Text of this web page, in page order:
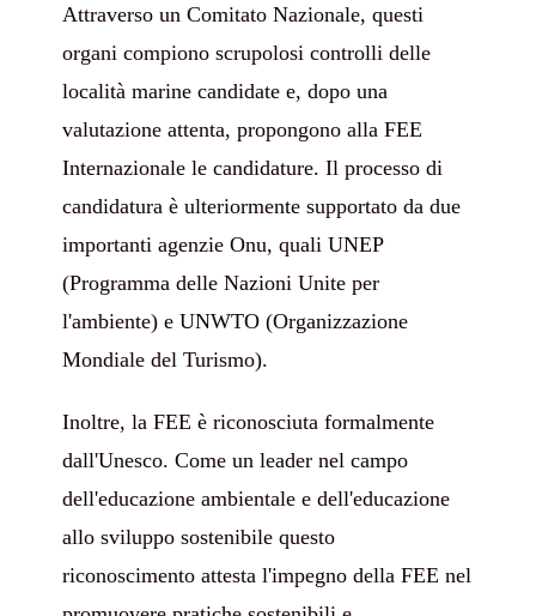
Attraverso un Comitato Nazionale, questi
organi compiono scrupolosi controlli delle
località marine candidate e, dopo una
valutazione attenta, propongono alla FEE
Internazionale le candidature. Il processo di
candidatura è ulteriormente supportato da due
importanti agenzie Onu, quali UNEP
(Programma delle Nazioni Unite per
l'ambiente) e UNWTO (Organizzazione
Mondiale del Turismo).
Inoltre, la FEE è riconosciuta formalmente
dall'Unesco.Come un leader nel campo
dell'educazione ambientale e dell'educazione
allo sviluppo sostenibile questo
riconoscimento attesta l'impegno della FEE nel